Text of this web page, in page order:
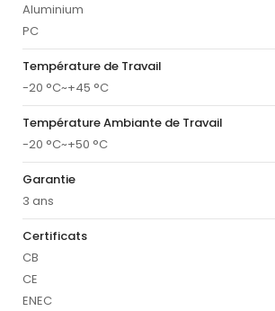
Aluminium
PC
Température de Travail
-20 °C~+45 °C
Température Ambiante de Travail
-20 °C~+50 °C
Garantie
3 ans
Certificats
CB
CE
ENEC